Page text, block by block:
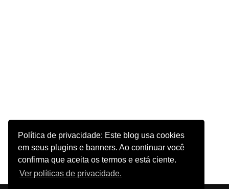
Política de privacidade: Este blog usa cookies
em seus plugins e banners. Ao continuar você
confirma que aceita os termos e está ciente.
Ver políticas de privacidade.